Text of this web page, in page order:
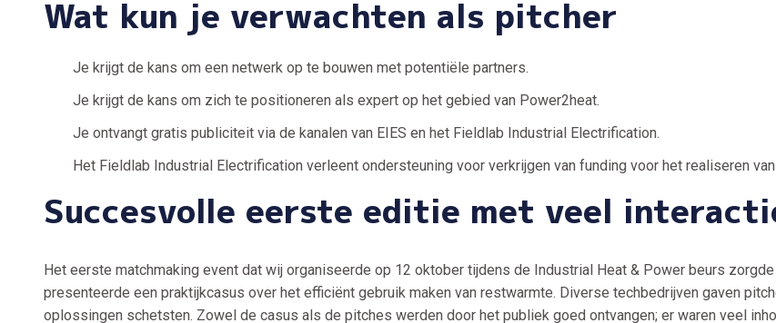
Wat kun je verwachten als pitcher
Je krijgt de kans om een netwerk op te bouwen met potentiële partners.
Je krijgt de kans om zich te positioneren als expert op het gebied van Power2heat.
Je ontvangt gratis publiciteit via de kanalen van EIES en het Fieldlab Industrial Electrification.
Het Fieldlab Industrial Electrification verleent ondersteuning voor verkrijgen van funding voor het realiseren
Succesvolle eerste editie met veel
Het eerste matchmaking event dat wij organiseerde op 12 oktober tijdens de Industrial Heat & Power beurs
presenteerde een praktijkcasus over het efficiënt gebruik maken van restwarmte. Diverse techbedrijven gaven
oplossingen schetsten. Zowel de casus als de pitches werden door het publiek goed ontvangen; er waren veel